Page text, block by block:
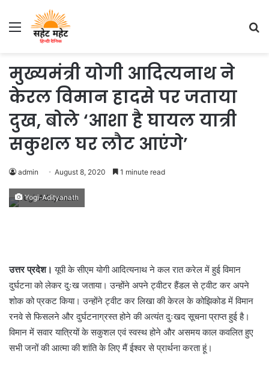
Menu
मुख्यमंत्री योगी आदित्यनाथ ने
केरल विमान हादसे पर जताया
दुख, बोले ‘आशा है घायल यात्री
सकुशल घर लौट आएंगे’
admin August 8, 2020 1 minute read
Yogi-Adityanath
उत्तर प्रदेश। यूपी के सीएम योगी आदित्यनाथ ने कल रात करेल में हुई विमान
दुर्घटना को लेकर दुःख जताया। उन्होंने अपने ट्वीटर हैंडल से ट्वीट कर अपने
शोक को प्रकट किया। उन्होंने ट्वीट कर लिखा की केरल के कोझिकोड में विमान
रनवे से फिसलने और दुर्घटनाग्रस्त होने की अत्यंत दुःखद सूचना प्राप्त हुई है।
विमान में सवार यात्रियों के सकुशल एवं स्वस्थ होने और असमय काल कवलित हुए
सभी जनों की आत्मा की शांति के लिए मैं ईश्वर से प्रार्थना करता हूं।